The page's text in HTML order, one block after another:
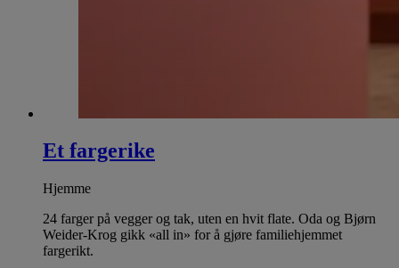
Et fargerike
Hjemme
24 farger på vegger og tak, uten en hvit flate. Oda og Bjørn
Weider-Krog gikk «all in» for å gjøre familiehjemmet
fargerikt.